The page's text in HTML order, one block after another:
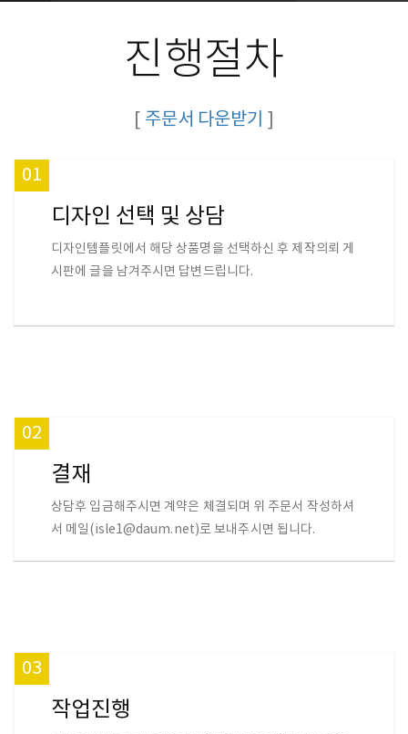
진행절차
[ 주문서 다운받기 ]
01
디자인 선택 및 상담
디자인템플릿에서 해당 상품명을 선택하신 후 제작의뢰 게
시판에 글을 남겨주시면 답변드립니다.
02
결재
상담후 입금해주시면 계약은 체결되며 위 주문서 작성하셔
서 메일(isle1@daum.net)로 보내주시면 됩니다.
03
작업진행